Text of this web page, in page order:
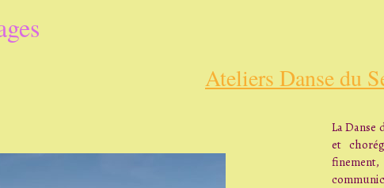
Ateliers Danse du
La Danse
et